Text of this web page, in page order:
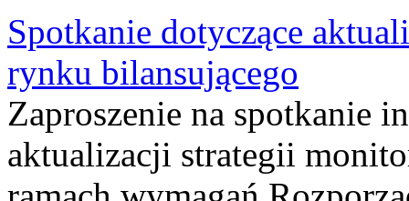
Spotkanie dotyczące
rynku bilansującego
Zaproszenie na spotkanie
aktualizacji strategii